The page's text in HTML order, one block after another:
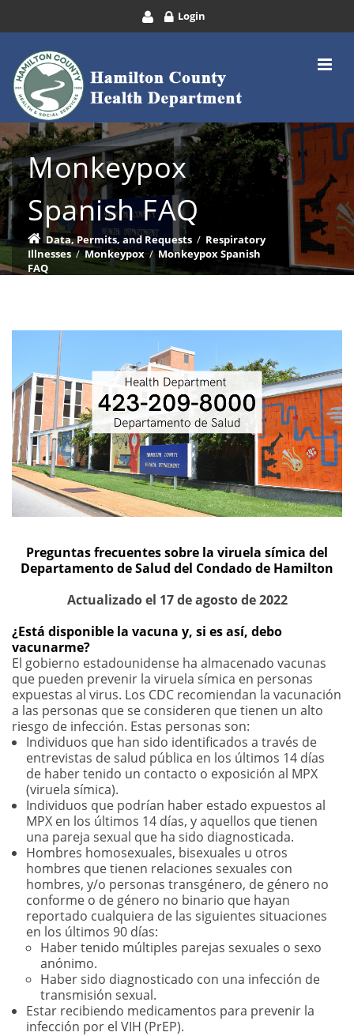
Login
Monkeypox
Spanish FAQ
Data, Permits, and Requests / Respiratory
Illnesses/Monkeypox/Monkeypox Spanish
FAQ
Preguntas frecuentes sobre la viruela símica del
Departamento de Salud del Condado de Hamilton
Actualizado el 17 de agosto de 2022
¿Está disponible la vacuna y, si es así, debo
vacunarme?
El gobierno estadounidense ha almacenado vacunas
que pueden prevenir la viruela símica en personas
expuestas al virus. Los CDC recomiendan la vacunación
a las personas que se consideren que tienen un alto
riesgo de infección. Estas personas son:
Individuos que han sido identificados a través de
entrevistas de salud pública en los últimos 14 días
de haber tenido un contacto o exposición al MPX
(viruela símica).
Individuos que podrían haber estado expuestos al
MPX en los últimos 14 días, y aquellos que tienen
una pareja sexual que ha sido diagnosticada.
Hombres homosexuales, bisexuales u otros
hombres que tienen relaciones sexuales con
hombres, y/o personas transgénero, de género no
conforme o de género no binario que hayan
reportado cualquiera de las siguientes situaciones
en los últimos 90 días:
Haber tenido múltiples parejas sexuales o sexo
anónimo.
Haber sido diagnosticado con una infección de
transmisión sexual.
Estar recibiendo medicamentos para prevenir la
infección por el VIH (PrEP).